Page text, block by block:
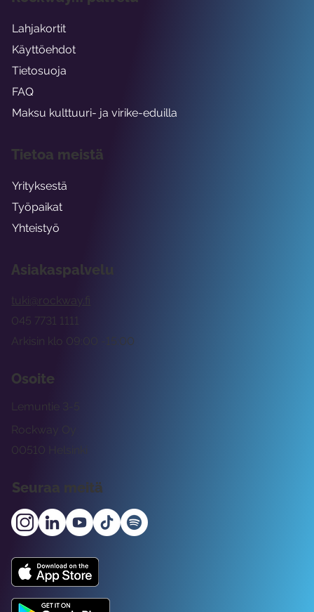
Asiakaspalvelu
tuki@rockway.fi
Arkisin klo 09:00 -15:00
045 7731 1111
Osoite
Rockway Oy
Lemuntie 3-5
00510 Helsinki
Seuraa meitä
Lahjakortit
Käyttöehdot
Tietosuoja
FAQ
Maksu kulttuuri- ja virike-eduilla
Tietoa meistä
Yrityksestä
Työpaikat
Yhteistyö